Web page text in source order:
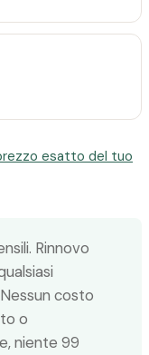
esatto del tuo
Rinnovo
costo
o
niente 99